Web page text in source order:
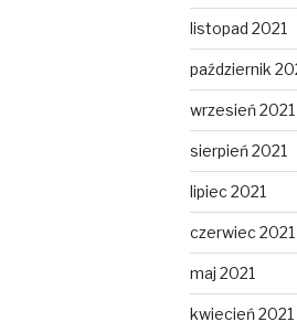
listopad 2021
październik
wrzesień 2021
sierpień 2021
lipiec 2021
czerwiec 2021
maj 2021
kwiecień 2021